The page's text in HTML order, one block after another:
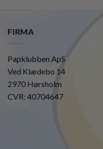
FIRMA
Papklubben ApS
Ved Klædebo 14
2970 Hørsholm
CVR: 40704647